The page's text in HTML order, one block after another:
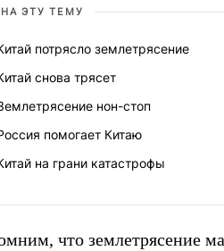
НА ЭТУ ТЕМУ
потрясло землетрясение
снова трясет
нон-стоп
помогает Китаю
на грани катастрофы
что землетрясение